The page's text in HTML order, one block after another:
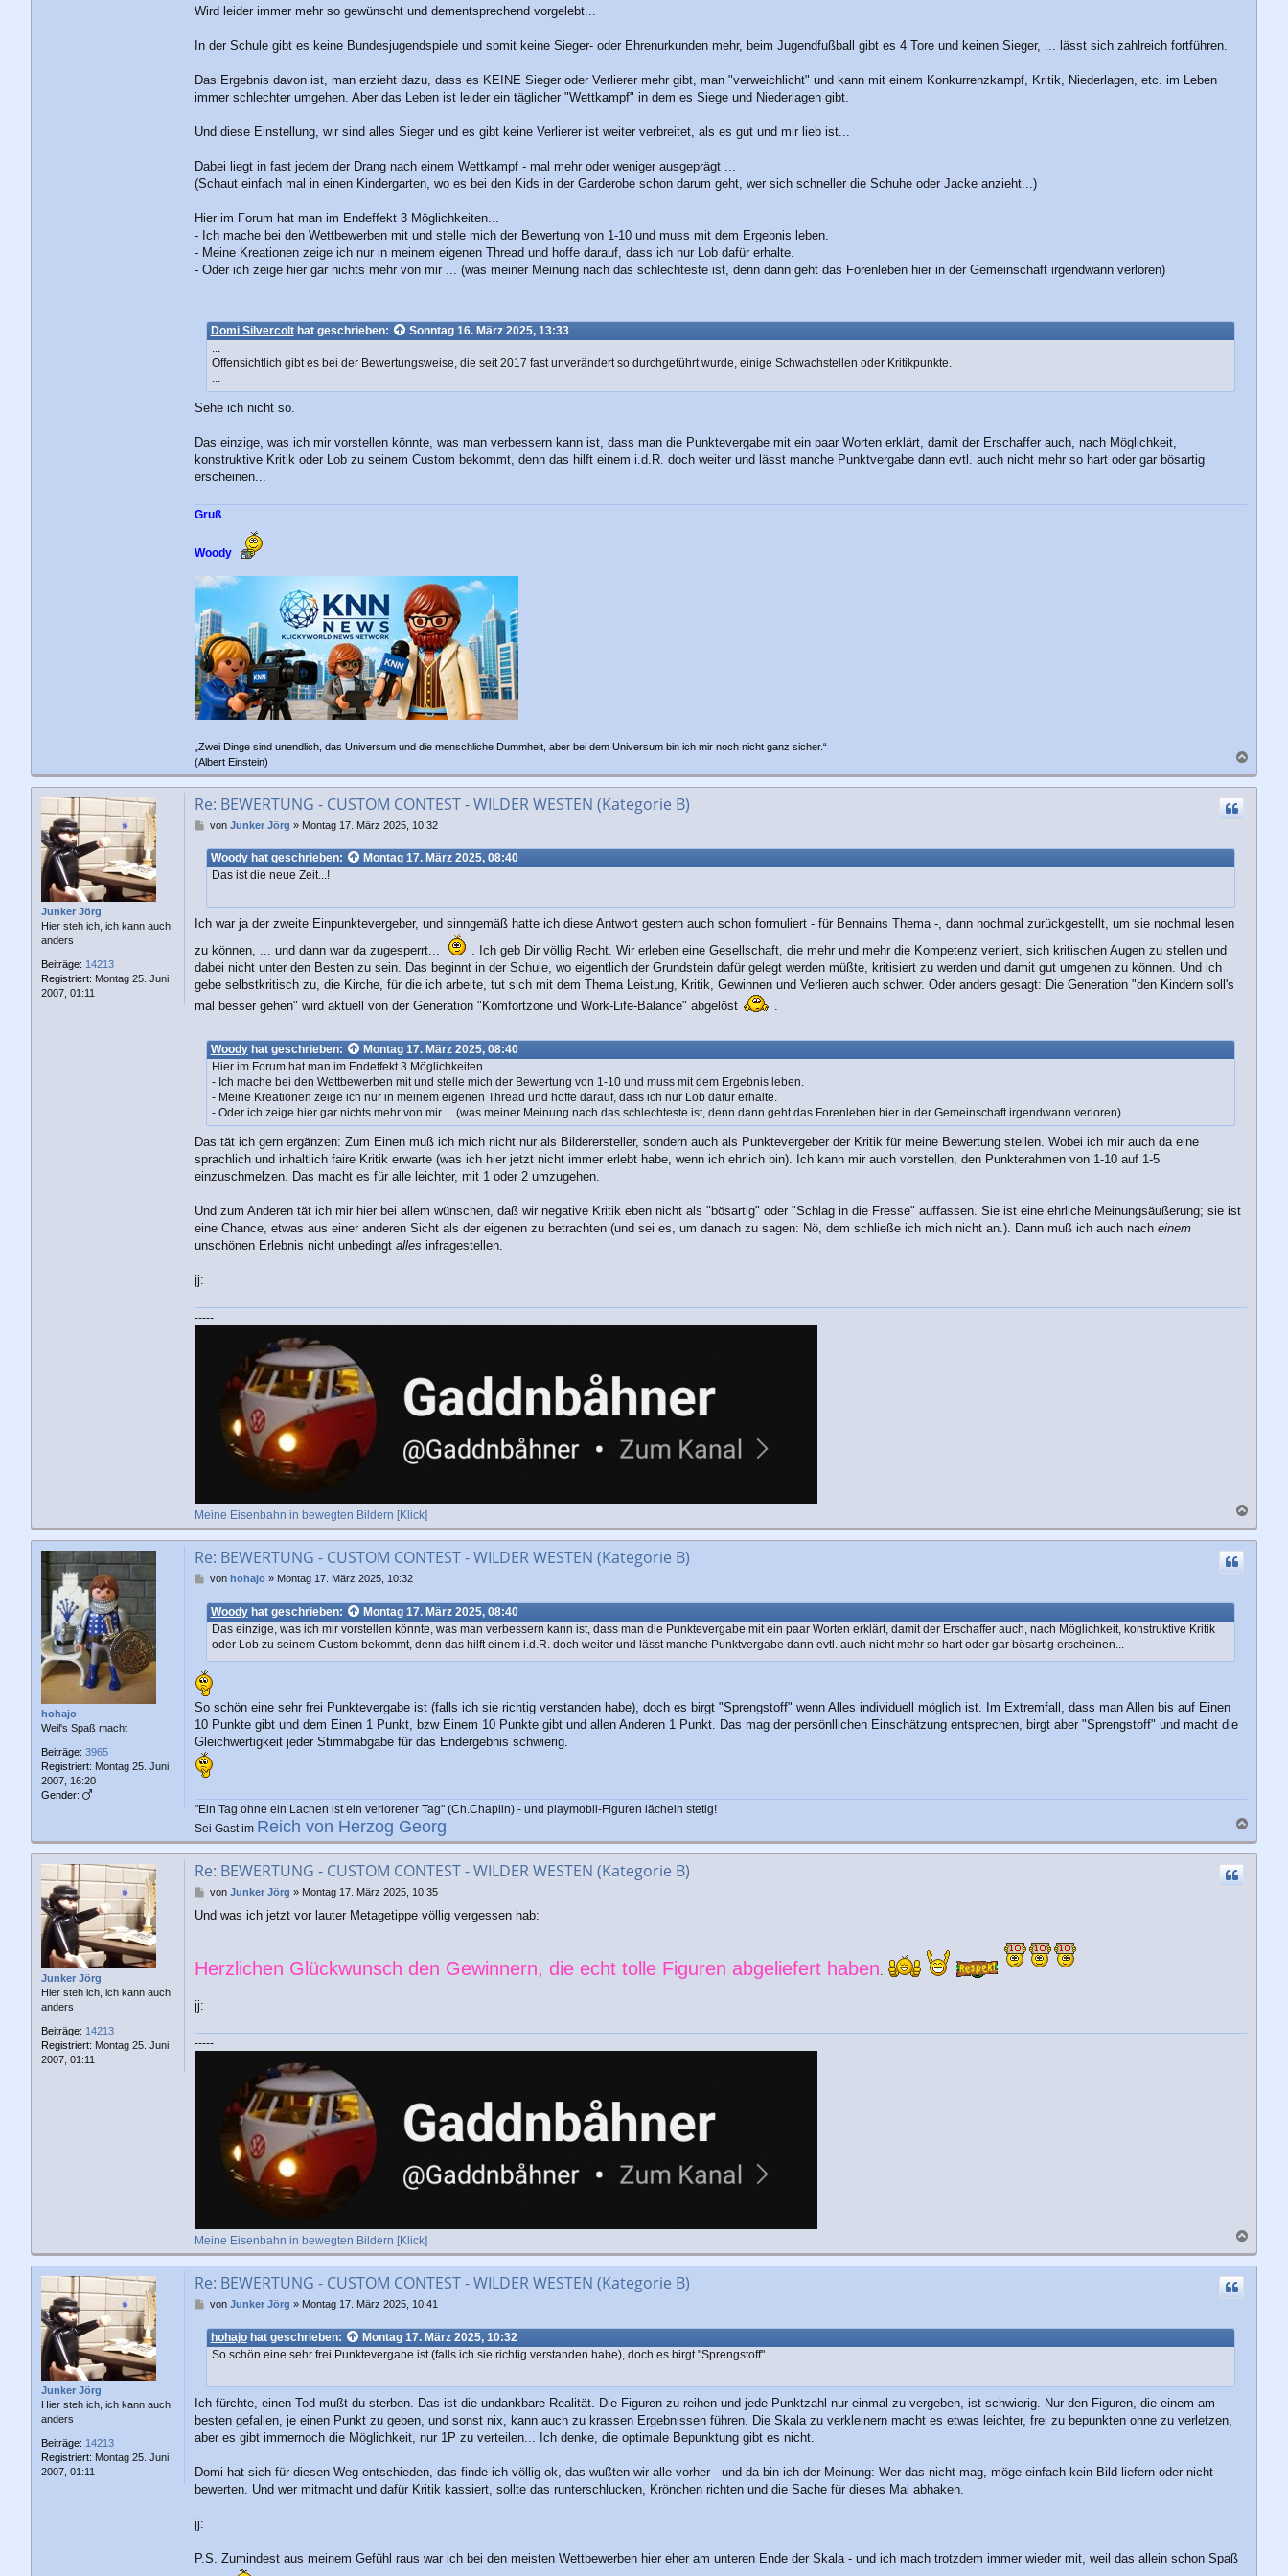
Wird leider immer mehr so gewünscht und dementsprechend vorgelebt...
In der Schule gibt es keine Bundesjugendspiele und somit keine Sieger- oder Ehrenurkunden mehr, beim Jugendfußball gibt es 4 Tore und keinen Sieger, ... lässt sich zahlreich fortführen.
Das Ergebnis davon ist, man erzieht dazu, dass es KEINE Sieger oder Verlierer mehr gibt, man "verweichlicht" und kann mit einem Konkurrenzkampf, Kritik, Niederlagen, etc. im Leben
immer schlechter umgehen. Aber das Leben ist leider ein täglicher "Wettkampf" in dem es Siege und Niederlagen gibt.
Und diese Einstellung, wir sind alles Sieger und es gibt keine Verlierer ist weiter verbreitet, als es gut und mir lieb ist...
Dabei liegt in fast jedem der Drang nach einem Wettkampf - mal mehr oder weniger ausgeprägt ...
(Schaut einfach mal in einen Kindergarten, wo es bei den Kids in der Garderobe schon darum geht, wer sich schneller die Schuhe oder Jacke anzieht...)
Hier im Forum hat man im Endeffekt 3 Möglichkeiten...
- Ich mache bei den Wettbewerben mit und stelle mich der Bewertung von 1-10 und muss mit dem Ergebnis leben.
- Meine Kreationen zeige ich nur in meinem eigenen Thread und hoffe darauf, dass ich nur Lob dafür erhalte.
- Oder ich zeige hier gar nichts mehr von mir ... (was meiner Meinung nach das schlechteste ist, denn dann geht das Forenleben hier in der Gemeinschaft irgendwann verloren)
Domi Silvercolthat geschrieben:
Sonntag 16. März 2025, 13:33
Offensichtlich gibt es bei der Bewertungsweise, die seit 2017 fast unverändert so durchgeführt wurde, einige Schwachstellen oder Kritikpunkte.
Sehe ich nicht so.
Das einzige, was ich mir vorstellen könnte, was man verbessern kann ist, dass man die Punktevergabe mit ein paar Worten erklärt, damit der Erschaffer auch, nach Möglichkeit,
konstruktive Kritik oder Lob zu seinem Custom bekommt, denn das hilft einem i.d.R. doch weiter und lässt manche Punktvergabe dann evtl. auch nicht mehr so hart oder gar bösartig
erscheinen...
Gruß
Woody
„Zwei Dinge sind unendlich, das Universum und die menschliche Dummheit, aber bei dem Universum bin ich mir noch nicht ganz sicher.“
(Albert Einstein)
a
c
Junker Jörg
Hier steh ich, ich kann auch
anders
Beiträge: 14213
Registriert: Montag 25. Juni
2007, 01:11
Re: BEWERTUNG - CUSTOM CONTEST - WILDER WESTEN (Kategorie B)
B
i
t
g
von Junker Jörg » Montag 17. März 2025, 10:32
Woodyhat geschrieben:
Montag 17. März 2025, 08:40
Das ist die neue Zeit...!
Ich war ja der zweite Einpunktevergeber, und sinngemäß hatte ich diese Antwort gestern auch schon formuliert - für Bennains Thema -, dann nochmal zurückgestellt, um sie nochmal lesen
zu können, ... und dann war da zugesperrt...
. Ich geb Dir völlig Recht. Wir erleben eine Gesellschaft, die mehr und mehr die Kompetenz verliert, sich kritischen Augen zu stellen und
dabei nicht unter den Besten zu sein. Das beginnt in der Schule, wo eigentlich der Grundstein dafür gelegt werden müßte, kritisiert zu werden und damit gut umgehen zu können. Und ich
gebe selbstkritisch zu, die Kirche, für die ich arbeite, tut sich mit dem Thema Leistung, Kritik, Gewinnen und Verlieren auch schwer. Oder anders gesagt: Die Generation "den Kindern soll's
mal besser gehen" wird aktuell von der Generation "Komfortzone und Work-Life-Balance" abgelöst
.
Woodyhat geschrieben:
Montag 17. März 2025, 08:40
Hier im Forum hat man im Endeffekt 3 Möglichkeiten...
- Ich mache bei den Wettbewerben mit und stelle mich der Bewertung von 1-10 und muss mit dem Ergebnis leben.
- Meine Kreationen zeige ich nur in meinem eigenen Thread und hoffe darauf, dass ich nur Lob dafür erhalte.
- Oder ich zeige hier gar nichts mehr von mir ... (was meiner Meinung nach das schlechteste ist, denn dann geht das Forenleben hier in der Gemeinschaft irgendwann verloren)
Das tät ich gern ergänzen: Zum Einen muß ich mich nicht nur als Bilderersteller, sondern auch als Punktevergeber der Kritik für meine Bewertung stellen. Wobei ich mir auch da eine
sprachlich und inhaltlich faire Kritik erwarte (was ich hier jetzt nicht immer erlebt habe, wenn ich ehrlich bin). Ich kann mir auch vorstellen, den Punkterahmen von 1-10 auf 1-5
einzuschmelzen. Das macht es für alle leichter, mit 1 oder 2 umzugehen.
Und zum Anderen tät ich mir hier bei allem wünschen, daß wir negative Kritik eben nicht als "bösartig" oder "Schlag in die Fresse" auffassen. Sie ist eine ehrliche Meinungsäußerung; sie ist
eine Chance, etwas aus einer anderen Sicht als der eigenen zu betrachten (und sei es, um danach zu sagen: Nö, dem schließe ich mich nicht an.). Dann muß ich auch nach einem
unschönen Erlebnis nicht unbedingt alles infragestellen.
jj:
-----
Meine Eisenbahn in bewegten Bildern [Klick]
a
c
hohajo
Weil's Spaß macht
Beiträge: 3965
Registriert: Montag 25. Juni
2007, 16:20
Gender:
Re: BEWERTUNG - CUSTOM CONTEST - WILDER WESTEN (Kategorie B)
B
i
t
g
von hohajo» Montag 17. März 2025, 10:32
Woodyhat geschrieben:
Montag 17. März 2025, 08:40
Das einzige, was ich mir vorstellen könnte, was man verbessern kann ist, dass man die Punktevergabe mit ein paar Worten erklärt, damit der Erschaffer auch, nach Möglichkeit, konstruktive Kritik
oder Lob zu seinem Custom bekommt, denn das hilft einem i.d.R. doch weiter und lässt manche Punktvergabe dann evtl. auch nicht mehr so hart oder gar bösartig erscheinen...
So schön eine sehr frei Punktevergabe ist (falls ich sie richtig verstanden habe), doch es birgt "Sprengstoff" wenn Alles individuell möglich ist. Im Extremfall, dass man Allen bis auf Einen
10 Punkte gibt und dem Einen 1 Punkt, bzw Einem 10 Punkte gibt und allen Anderen 1 Punkt. Das mag der persönllichen Einschätzung entsprechen, birgt aber "Sprengstoff" und macht die
Gleichwertigkeit jeder Stimmabgabe für das Endergebnis schwierig.
"Ein Tag ohne ein Lachen ist ein verlorener Tag" (Ch.Chaplin) - und playmobil-Figuren lächeln stetig!
Sei Gast im Reich von Herzog Georg
a
c
Junker Jörg
Hier steh ich, ich kann auch
anders
Beiträge: 14213
Registriert: Montag 25. Juni
2007, 01:11
Re: BEWERTUNG - CUSTOM CONTEST - WILDER WESTEN (Kategorie B)
B
i
a
g
von Junker Jörg » Montag 17. März 2025, 10:35
Und was ich jetzt vor lauter Metagetippe völlig vergessen hab:
Herzlichen Glückwunsch den Gewinnern, die echt tolle Figuren abgeliefert haben.
jj:
-----
Meine Eisenbahn in bewegten Bildern [Klick]
a
c
Junker Jörg
Hier steh ich, ich kann auch
anders
Beiträge: 14213
Registriert: Montag 25. Juni
2007, 01:11
Re: BEWERTUNG - CUSTOM CONTEST - WILDER WESTEN (Kategorie B)
B
i
t
g
von Junker Jörg » Montag 17. März 2025, 10:41
hohajohat geschrieben:
Montag 17. März 2025, 10:32
So schön eine sehr frei Punktevergabe ist (falls ich sie richtig verstanden habe), doch es birgt "Sprengstoff" ...
Ich fürchte, einen Tod mußt du sterben. Das ist die undankbare Realität. Die Figuren zu reihen und jede Punktzahl nur einmal zu vergeben, ist schwierig. Nur den Figuren, die einem am
besten gefallen, je einen Punkt zu geben, und sonst nix, kann auch zu krassen Ergebnissen führen. Die Skala zu verkleinern macht es etwas leichter, frei zu bepunkten ohne zu verletzen,
aber es gibt immernoch die Möglichkeit, nur 1P zu verteilen... Ich denke, die optimale Bepunktung gibt es nicht.
Domi hat sich für diesen Weg entschieden, das finde ich völlig ok, das wußten wir alle vorher - und da bin ich der Meinung: Wer das nicht mag, möge einfach kein Bild liefern oder nicht
bewerten. Und wer mitmacht und dafür Kritik kassiert, sollte das runterschlucken, Krönchen richten und die Sache für dieses Mal abhaken.
jj:
P.S. Zumindest aus meinem Gefühl raus war ich bei den meisten Wettbewerben hier eher am unteren Ende der Skala - und ich mach trotzdem immer wieder mit, weil das allein schon Spaß